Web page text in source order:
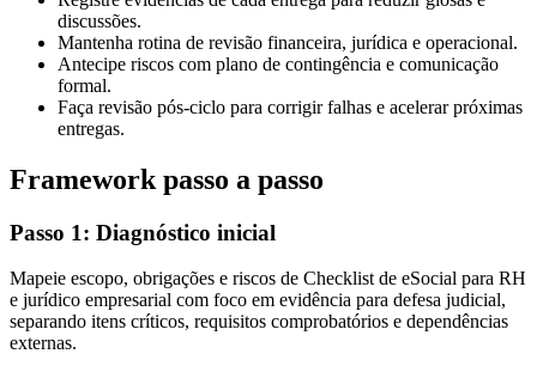
discussões.
Mantenha rotina de revisão financeira, jurídica e operacional.
Antecipe riscos com plano de contingência e comunicação
formal.
Faça revisão pós-ciclo para corrigir falhas e acelerar próximas
entregas.
Framework passo a passo
Passo 1: Diagnóstico inicial
Mapeie escopo, obrigações e riscos de Checklist de eSocial para RH
e jurídico empresarial com foco em evidência para defesa judicial,
separando itens críticos, requisitos comprobatórios e dependências
externas.